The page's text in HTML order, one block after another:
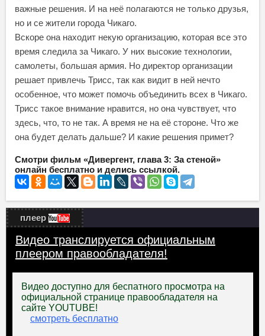
важные решения. И на неё полагаются не только друзья,
но и се жители города Чикаго.
Вскоре она находит некую организацию, которая все это
время следила за Чикаго. У них высокие технологии,
самолеты, большая армия. Но директор организации
решает привлечь Трисс, так как видит в ней нечто
особенное, что может помочь объединить всех в Чикаго.
Трисс такое внимание нравится, но она чувствует, что
здесь, что, то не так. А время не на её стороне. Что же
она будет делать дальше? И какие решения примет?
Смотри фильм «Дивергент, глава 3: За стеной»
онлайн бесплатно и делись ссылкой.
плеер
Видео транслируется официальным
плеером правообладателя!
Видео доступно для беспатного просмотра на
официальной странице правообладателя на
сайте YOUTUBE!